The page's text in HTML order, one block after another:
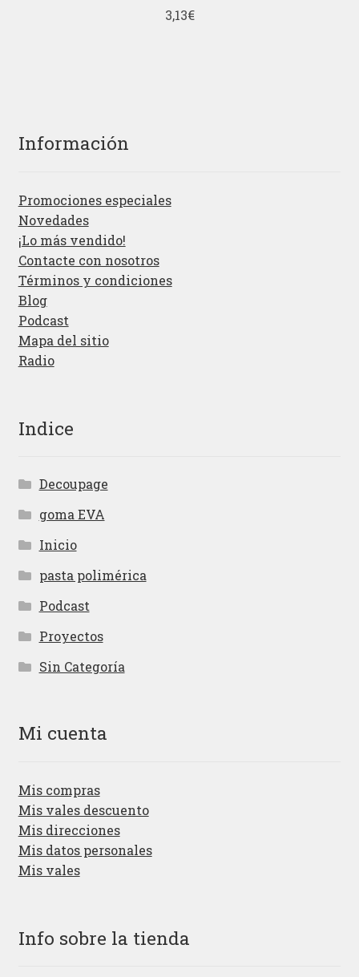
3,13€
Información
Promociones especiales
Novedades
¡Lo más vendido!
Contacte con nosotros
Términos y condiciones
Blog
Podcast
Mapa del sitio
Radio
Indice
Decoupage
goma EVA
Inicio
pasta polimérica
Podcast
Proyectos
Sin Categoría
Mi cuenta
Mis compras
Mis vales descuento
Mis direcciones
Mis datos personales
Mis vales
Info sobre la tienda